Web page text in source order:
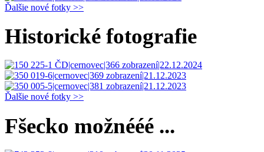
Ďalšie nové fotky >>
Historické fotografie
Ďalšie nové fotky >>
Fšecko možnééé ...